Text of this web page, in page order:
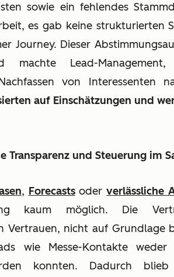
sowie ein fehlendes
es gab keine strukturierten
Journey. Dieser
machte Lead-Management,
von Interessenten
auf Einschätzungen und
Transparenz und Steuerung im
, Forecastsoderverlässliche
kaum möglich. Die
Vertrauen, nicht auf Grundlage
wie Messe-Kontakte weder
konnten. Dadurch blieb